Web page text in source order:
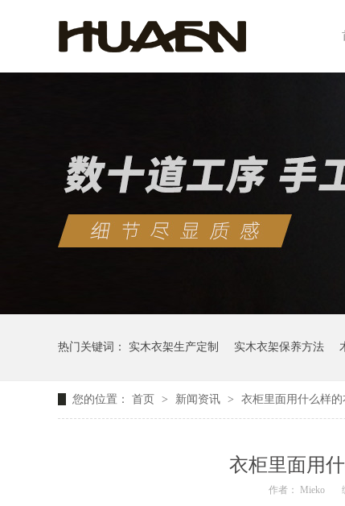
热门关键词： 实木衣架生产定制 实木衣架保养方法
您的位置： 首页 > 新闻资讯 > 衣柜里面用什么样的
衣柜里面用
作者： Mieko